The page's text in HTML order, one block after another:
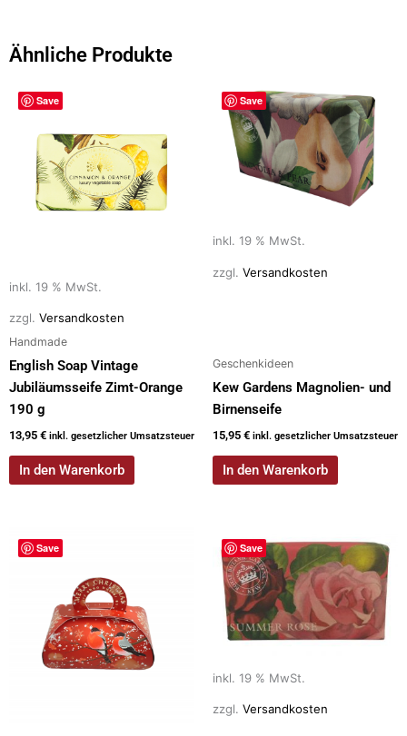
b
o
k
d
Ähnliche Produkte
Save
inkl. 19 % MwSt.
zzgl. Versandkosten
Handmade
English Soap Vintage
Jubiläumsseife Zimt-Orange
190 g
13,95 € inkl. gesetzlicher Umsatzsteuer
In den Warenkorb
Save
inkl. 19 % MwSt.
zzgl. Versandkosten
Geschenkideen
Kew Gardens Magnolien- und
Birnenseife
15,95 € inkl. gesetzlicher Umsatzsteuer
In den Warenkorb
Save Save
inkl. 19 % MwSt.
zzgl. Versandkosten